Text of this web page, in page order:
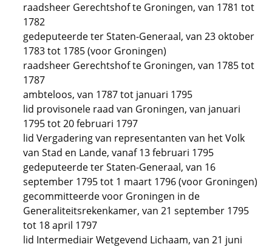
raadsheer Gerechtshof te Groningen, van 1781 tot
1782
gedeputeerde ter Staten-Generaal, van 23 oktober
1783 tot 1785 (voor Groningen)
raadsheer Gerechtshof te Groningen, van 1785 tot
1787
ambteloos, van 1787 tot januari 1795
lid provisonele raad van Groningen, van januari
1795 tot 20 februari 1797
lid Vergadering van representanten van het Volk
van Stad en Lande, vanaf 13 februari 1795
gedeputeerde ter Staten-Generaal, van 16
september 1795 tot 1 maart 1796 (voor Groningen)
gecommitteerde voor Groningen in de
Generaliteitsrekenkamer, van 21 september 1795
tot 18 april 1797
lid Intermediair Wetgevend Lichaam, van 21 juni